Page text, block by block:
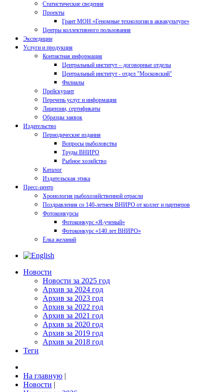
Статистические сведения
Проекты
Грант МОН «Геномные технологии в аквакультуре»
Центры коллективного пользования
Экспедиции
Услуги и продукция
Контактная информация
Центральный институт – договорные отделы
Центральный институт - отдел "Московский"
Филиалы
Прейскурант
Перечень услуг и информация
Лицензии, сертификаты
Образцы заявок
Издательство
Периодические издания
Вопросы рыболовства
Труды ВНИРО
Рыбное хозяйство
Каталог
Издательская этика
Пресс-центр
Хронология рыбохозяйственной отрасли
Поздравления со 140-летием ВНИРО от коллег и партнеров
Фотоконкурсы
Фотоконкурс «Я-ученый»
Фотоконкурс «140 лет ВНИРО»
Ёлка желаний
Новости
Новости за 2025 год
Архив за 2024 год
Архив за 2023 год
Архив за 2022 год
Архив за 2021 год
Архив за 2020 год
Архив за 2019 год
Архив за 2018 год
Теги
На главную |
Новости |